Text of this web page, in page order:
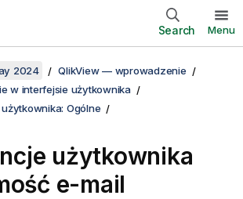
Search Menu
2024
QlikView — wprowadzenie
w interfejsie użytkownika
Ogólne
użytkownika
e-mail